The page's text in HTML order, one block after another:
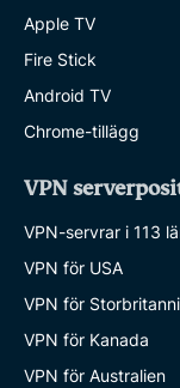
Apple TV
Fire Stick
Android TV
Chrome-tillägg
VPN
VPN-servrar i 113
VPN för USA
VPN för
VPN för Kanada
VPN för Australien